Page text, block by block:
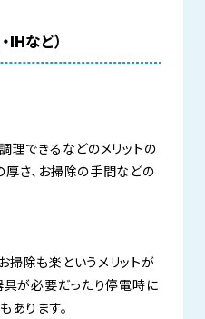
など）
理できるなどのメリットの
さ、お掃除の手間などの
除も楽というメリットが
具が必要だったり停電時に
あります。